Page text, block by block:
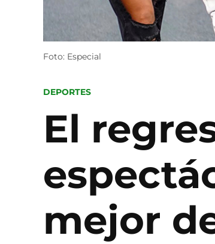
Foto: Especial
POSTED
DEPORTES
El
mejor